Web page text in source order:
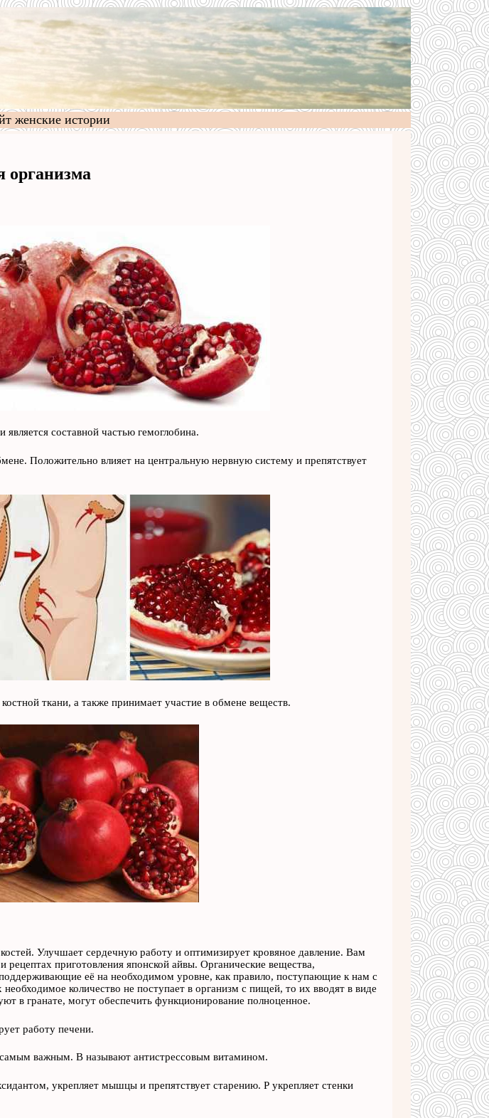
женские истории
организма
составной частью гемоглобина.
Положительно влияет на центральную нервную систему и препятствует
ткани, а также принимает участие в обмене веществ.
Улучшает сердечную работу и оптимизирует кровяное давление. Вам
рецептах приготовления японской айвы. Органические вещества,
её на необходимом уровне, как правило, поступающие к нам с
количество не поступает в организм с пищей, то их вводят в виде
в гранате, могут обеспечить функционирование полноценное.
работу печени.
важным. В называют антистрессовым витамином.
укрепляет мышцы и препятствует старению. Р укрепляет стенки